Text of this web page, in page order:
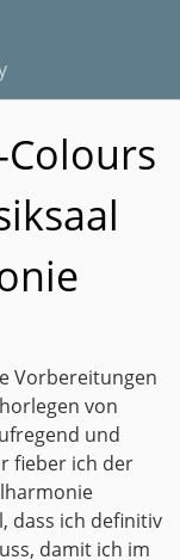
Vorbereitungen
von
und
fieber ich der
dass ich definitiv
damit ich im